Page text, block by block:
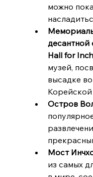
можно
десантной
Hall for
музей,
высадке
Остров
Мост
из самых